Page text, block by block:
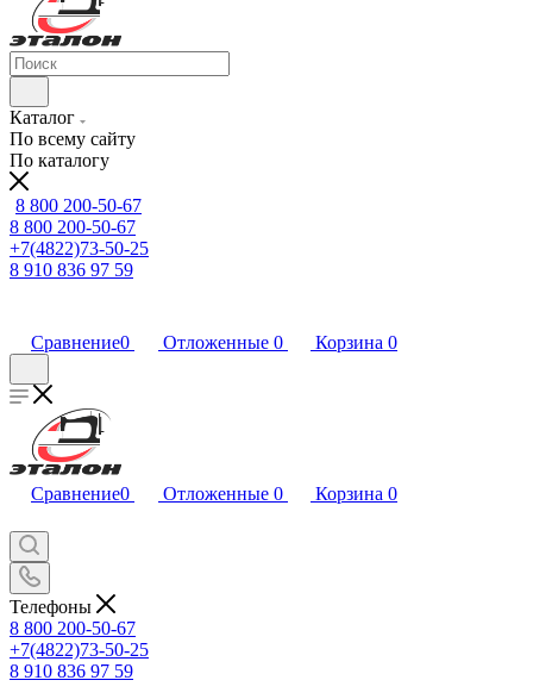
Каталог
По всему сайту
По каталогу
8 800 200-50-67
8 800 200-50-67
+7(4822)73-50-25
8 910 836 97 59
Сравнение0 Отложенные 0 Корзина 0
Сравнение0 Отложенные 0 Корзина 0
Телефоны
8 800 200-50-67
+7(4822)73-50-25
8 910 836 97 59